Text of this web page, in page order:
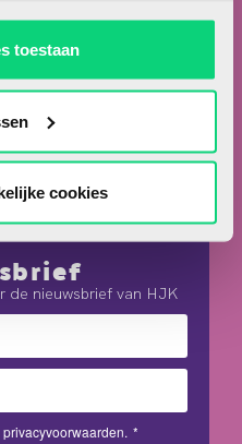
toestaan
cookies
de nieuwsbrief van HJK
privacyvoorwaarden. *
in HJK